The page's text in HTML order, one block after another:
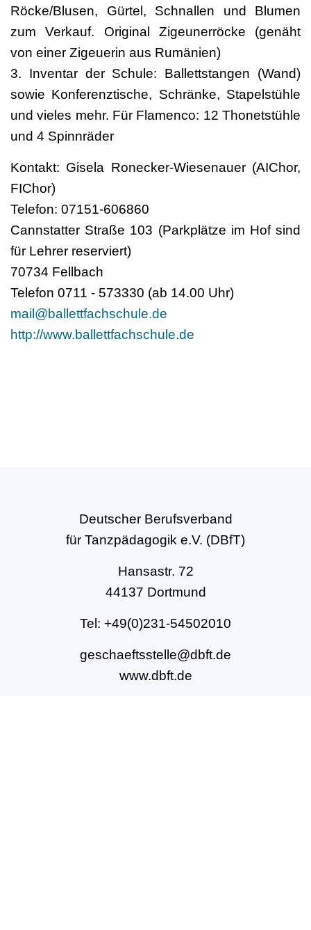
Röcke/Blusen, Gürtel, Schnallen und Blumen
zum Verkauf. Original Zigeunerröcke (genäht
von einer Zigeuerin aus Rumänien)
3. Inventar der Schule: Ballettstangen (Wand)
sowie Konferenztische, Schränke, Stapelstühle
und vieles mehr. Für Flamenco: 12 Thonetstühle
und 4 Spinnräder
Kontakt: Gisela Ronecker-Wiesenauer (AIChor,
FIChor)
Telefon: 07151-606860
Cannstatter Straße 103 (Parkplätze im Hof sind
für Lehrer reserviert)
70734 Fellbach
Telefon 0711 - 573330 (ab 14.00 Uhr)
mail@ballettfachschule.de
http://www.ballettfachschule.de
Deutscher Berufsverband
für Tanzpädagogik e.V. (DBfT)
Hansastr. 72
44137 Dortmund
Tel: +49(0)231-54502010
geschaeftsstelle@dbft.de
www.dbft.de